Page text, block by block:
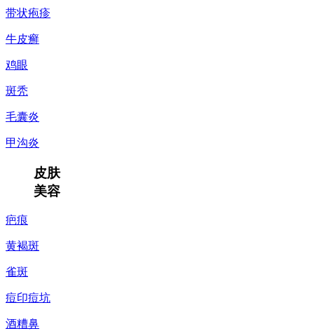
带状疱疹
牛皮癣
鸡眼
斑秃
毛囊炎
甲沟炎
皮肤
美容
疤痕
黄褐斑
雀斑
痘印痘坑
酒糟鼻